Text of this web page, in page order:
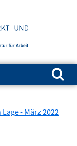
Suchen nach:
- März 2022